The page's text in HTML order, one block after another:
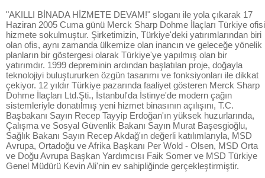
"AKILLI BİNADA HİZMETE DEVAM!" sloganı ile yola çıkarak 17
Haziran 2005 Cuma günü Merck Sharp Dohme İlaçları Türkiye ofisi
hizmete sokulmuştur. Şirketimizin, Türkiye'deki yatırımlarından biri
olan ofis, aynı zamanda ülkemize olan inancın ve geleceğe yönelik
planların bir göstergesi olarak Türkiye'ye yapılmış olan bir
yatırımdır. 1999 depreminin ardından başlatılan proje, doğayla
teknolojiyi buluştururken özgün tasarımı ve fonksiyonları ile dikkat
çekiyor. 12 yıldır Türkiye pazarında faaliyet gösteren Merck Sharp
Dohme İlaçları Ltd.Şti., İstanbul'da İstinye'de modern çağın
sistemleriyle donatılmış yeni hizmet binasının açılışını, T.C.
Başbakanı Sayın Recep Tayyip Erdoğan'ın yüksek huzurlarında,
Çalışma ve Sosyal Güvenlik Bakanı Sayın Murat Başesgioğlu,
Sağlık Bakanı Sayın Recep Akdağ'ın değerli katılımlarıyla, MSD
Avrupa, Ortadoğu ve Afrika Başkanı Per Wold - Olsen, MSD Orta
ve Doğu Avrupa Başkan Yardımcısı Faik Somer ve MSD Türkiye
Genel Müdürü Kevin Ali'nin ev sahipliğinde gerçekleştirmiştir.